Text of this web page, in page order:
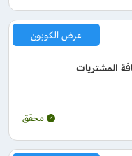
عرض الكوبون
محقق